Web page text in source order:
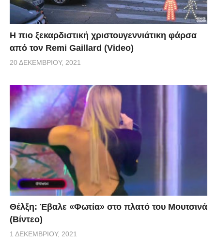
Η πιο ξεκαρδιστική χριστουγεννιάτικη φάρσα
από τον Remi Gaillard (Video)
20 ΔΕΚΕΜΒΡΊΟΥ, 2021
Θέλξη: Έβαλε «Φωτία» στο πλατό του Μουτσινά
(Βίντεο)
1 ΔΕΚΕΜΒΡΊΟΥ, 2021